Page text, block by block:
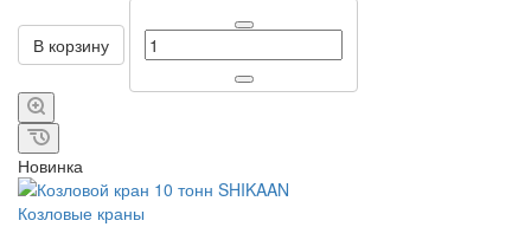
В корзину
Новинка
Козловые краны